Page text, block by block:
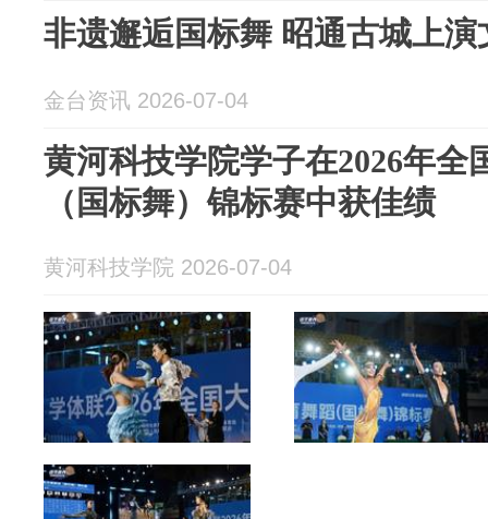
非遗邂逅国标舞 昭通古城上
金台资讯 2026-07-04
黄河科技学院学子在2026年全
（国标舞）锦标赛中获佳绩
黄河科技学院 2026-07-04